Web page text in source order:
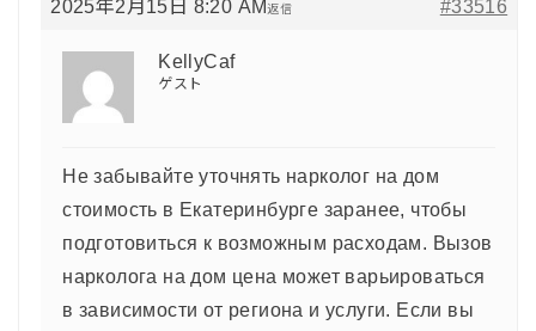
2025年2月15日 8:20 AM #33516
返信
KellyCaf
ゲスト
Не забывайте уточнять нарколог на дом
стоимость в Екатеринбурге заранее, чтобы
подготовиться к возможным расходам. Вызов
нарколога на дом цена может варьироваться
в зависимости от региона и услуги. Если вы